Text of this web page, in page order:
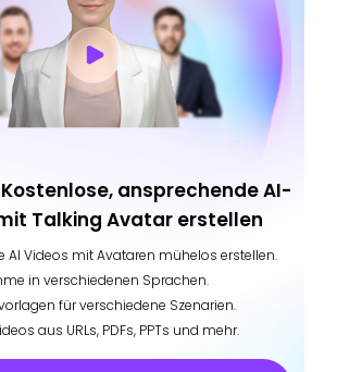
ansprechende AI-
Talking Avatar erstellen
AI Videos mit Avataren mühelos erstellen.
in verschiedenen Sprachen.
für verschiedene Szenarien.
aus URLs, PDFs, PPTs und mehr.